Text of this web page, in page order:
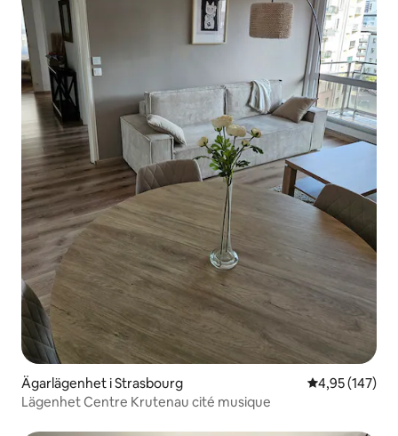
Ägarlägenhet i Strasbourg 4,95 av 5 i
4,95 (147)
Lägenhet Centre Krutenau cité musique